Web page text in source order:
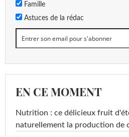
Famille
Astuces de la rédac
EN CE MOMENT
Nutrition : ce délicieux fruit
naturellement la production de